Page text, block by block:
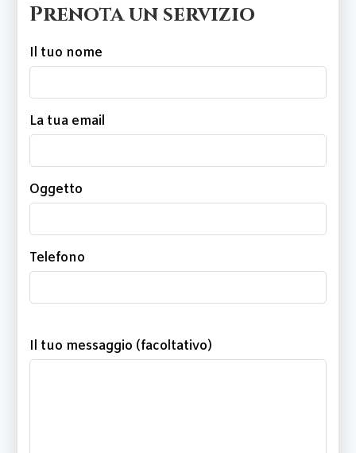
Prenota un servizio
Il tuo nome
La tua email
Oggetto
Telefono
Il tuo messaggio (facoltativo)